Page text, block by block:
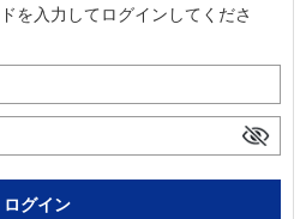
を入力してログインしてくださ